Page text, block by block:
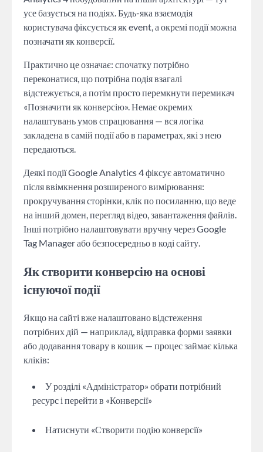
усе базується на подіях. Будь-яка взаємодія
користувача фіксується як event, а окремі події можна
позначати як конверсії.
Практично це означає: спочатку потрібно
переконатися, що потрібна подія взагалі
відстежується, а потім просто перемкнути перемикач
«Позначити як конверсію». Немає окремих
налаштувань умов спрацювання — вся логіка
закладена в самій події або в параметрах, які з нею
передаються.
Деякі події Google Analytics 4 фіксує автоматично
після ввімкнення розширеного вимірювання:
прокручування сторінки, клік по посиланню, що веде
на інший домен, перегляд відео, завантаження файлів.
Інші потрібно налаштовувати вручну через Google
Tag Manager або безпосередньо в коді сайту.
Як створити конверсію на основі
існуючої події
Якщо на сайті вже налаштовано відстеження
потрібних дій — наприклад, відправка форми заявки
або додавання товару в кошик — процес займає кілька
кліків:
У розділі «Адміністратор» обрати потрібний
ресурс і перейти в «Конверсії»
Натиснути «Створити подію конверсії»